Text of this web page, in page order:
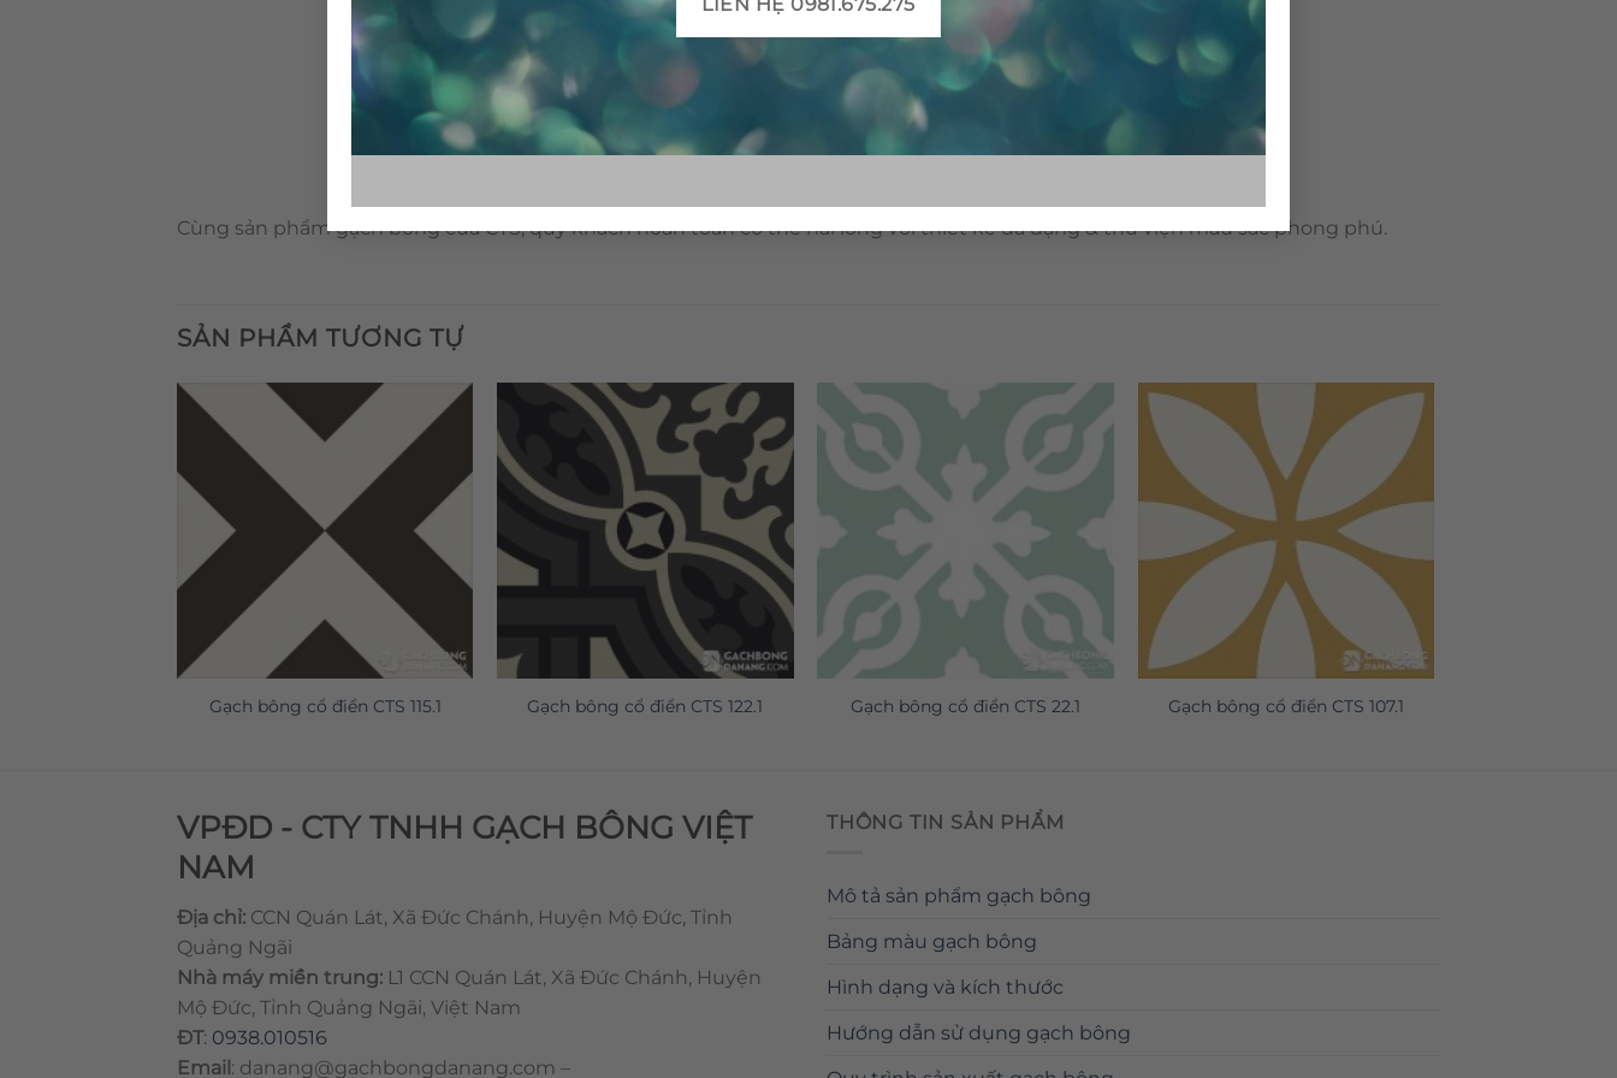
Gạch bông CTS TE-17.3(4-13) – 4 viên
Gạch bông CTS TE-17.3(4-13) – 16 viên
Cùng sản phẩm gạch bông của CTS, quý khách hoàn toàn có thể hài lòng với thiết kế đa dạng & thư viện màu sắc phong phú.
SẢN PHẨM TƯƠNG TỰ
Gạch bông cổ điển CTS 115.1 Gạch bông cổ điển CTS 122.1 Gạch bông cổ điển CTS 22.1 Gạch bông cổ điển CTS 107.1
VPĐD - CTY TNHH GẠCH BÔNG VIỆT
NAM
Địa chỉ: CCN Quán Lát, Xã Đức Chánh, Huyện Mộ Đức, Tỉnh
Quảng Ngãi
Nhà máy miền trung: L1 CCN Quán Lát, Xã Đức Chánh, Huyện
Mộ Đức, Tỉnh Quảng Ngãi, Việt Nam
ĐT: 0938.010516
Email: danang@gachbongdanang.com –
THÔNG TIN SẢN PHẨM
Mô tả sản phẩm gạch bông
Bảng màu gạch bông
Hình dạng và kích thước
Hướng dẫn sử dụng gạch bông